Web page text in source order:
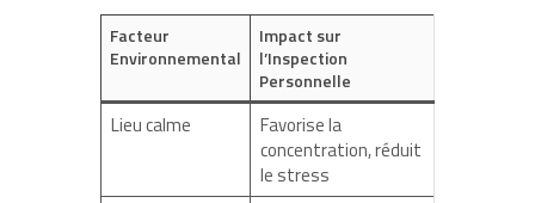
Facteur
Environnemental
Impact sur
l’Inspection
Personnelle
Lieu calme
Favorise la
concentration, réduit
le stress